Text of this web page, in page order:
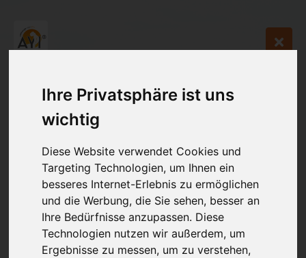
Ihre Privatsphäre ist uns
wichtig
Diese Website verwendet Cookies und
Targeting Technologien, um Ihnen ein
besseres Internet-Erlebnis zu ermöglichen
und die Werbung, die Sie sehen, besser an
Ihre Bedürfnisse anzupassen. Diese
Technologien nutzen wir außerdem, um
Ergebnisse zu messen, um zu verstehen,